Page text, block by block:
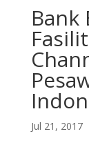
Bank
Jul 21, 2017